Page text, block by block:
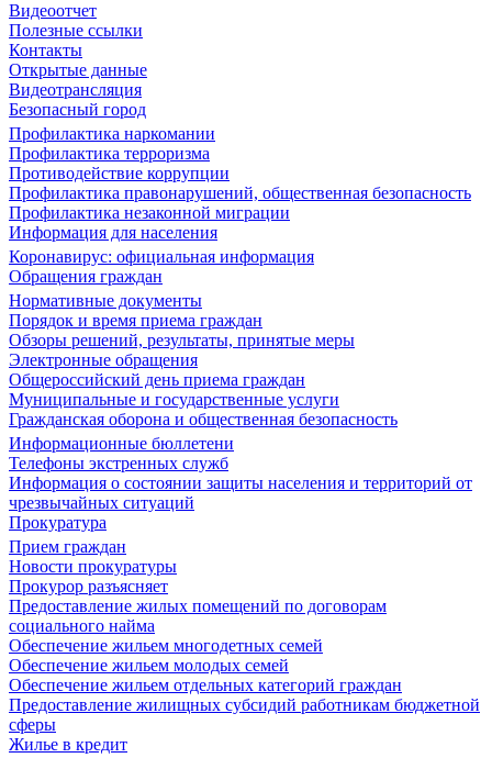
Видеоотчет
Полезные ссылки
Контакты
Открытые данные
Видеотрансляция
Безопасный город
Профилактика наркомании
Профилактика терроризма
Противодействие коррупции
Профилактика правонарушений, общественная безопасность
Профилактика незаконной миграции
Информация для населения
Коронавирус: официальная информация
Обращения граждан
Нормативные документы
Порядок и время приема граждан
Обзоры решений, результаты, принятые меры
Электронные обращения
Общероссийский день приема граждан
Муниципальные и государственные услуги
Гражданская оборона и общественная безопасность
Информационные бюллетени
Телефоны экстренных служб
Информация о состоянии защиты населения и территорий от
чрезвычайных ситуаций
Прокуратура
Прием граждан
Новости прокуратуры
Прокурор разъясняет
Предоставление жилых помещений по договорам
социального найма
Обеспечение жильем многодетных семей
Обеспечение жильем молодых семей
Обеспечение жильем отдельных категорий граждан
Предоставление жилищных субсидий работникам бюджетной
сферы
Жилье в кредит